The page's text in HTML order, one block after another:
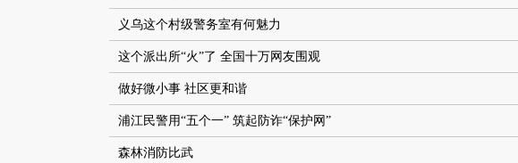
义乌这个村级警务室有何魅力
这个派出所“火”了 全国十万网友围观
做好微小事 社区更和谐
浦江民警用“五个一” 筑起防诈“保护网”
森林消防比武